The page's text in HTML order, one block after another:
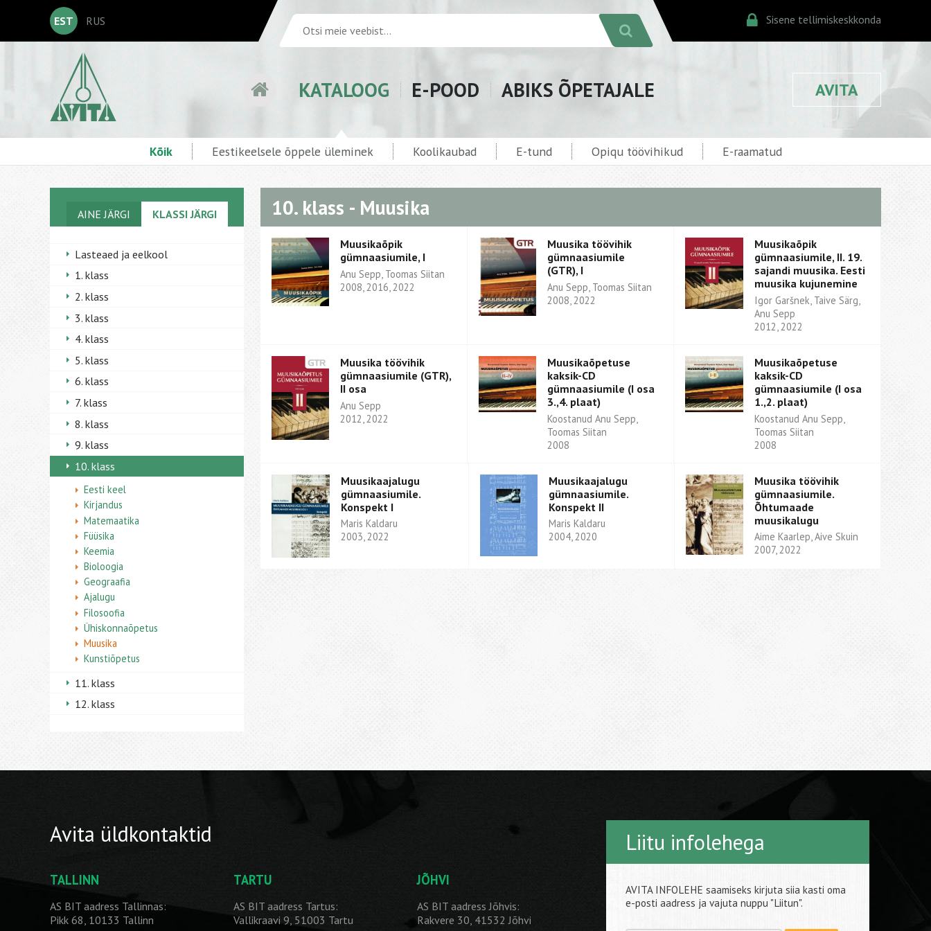
EST RUS Sisene tellimiskeskkonda
KATALOOG E-POOD ABIKS ÕPETAJALE AVITA
Kõik Eestikeelsele õppele üleminek Koolikaubad E-tund Opiqu töövihikud E-raamatud
AINE JÄRGI KLASSI JÄRGI
Lasteaed ja eelkool
1. klass
2. klass
3. klass
4. klass
5. klass
6. klass
7. klass
8. klass
9. klass
10. klass
Eesti keel
Kirjandus
Matemaatika
Füüsika
Keemia
Bioloogia
Geograafia
Ajalugu
Filosoofia
Ühiskonnaõpetus
Muusika
Kunstiõpetus
11. klass
12. klass
10. klass - Muusika
Muusikaõpik
gümnaasiumile, I
Anu Sepp, Toomas Siitan
2008, 2016, 2022
Muusika töövihik
gümnaasiumile
(GTR), I
Anu Sepp, Toomas Siitan
2008, 2022
Muusikaõpik
gümnaasiumile, II. 19.
sajandi muusika. Eesti
muusika kujunemine
Igor Garšnek, Taive Särg,
Anu Sepp
2012, 2022
Muusika töövihik
gümnaasiumile (GTR),
II osa
Anu Sepp
2012, 2022
Muusikaõpetuse
kaksik-CD
gümnaasiumile (I osa
3.,4. plaat)
Koostanud Anu Sepp,
Toomas Siitan
2008
Muusikaõpetuse
kaksik-CD
gümnaasiumile (I osa
1.,2. plaat)
Koostanud Anu Sepp,
Toomas Siitan
2008
Muusikaajalugu
gümnaasiumile.
Konspekt I
Maris Kaldaru
2003, 2022
Muusikaajalugu
gümnaasiumile.
Konspekt II
Maris Kaldaru
2004, 2020
Muusika töövihik
gümnaasiumile.
Õhtumaade
muusikalugu
Aime Kaarlep, Aive Skuin
2007, 2022
Avita üldkontaktid
TALLINN
AS BIT aadress Tallinnas:
Pikk 68, 10133 Tallinn
TARTU
AS BIT aadress Tartus:
Vallikraavi 9, 51003 Tartu
JÕHVI
AS BIT aadress Jõhvis:
Rakvere 30, 41532 Jõhvi
Liitu infolehega
AVITA INFOLEHE saamiseks kirjuta siia kasti oma
e-posti aadress ja vajuta nuppu "Liitun".